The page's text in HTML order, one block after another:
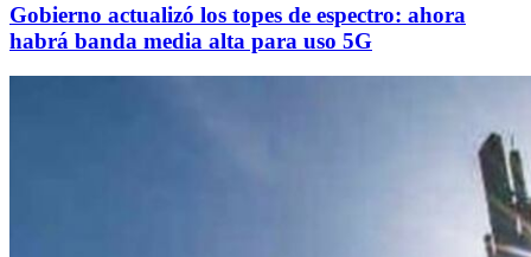
Gobierno actualizó los topes de espectro: ahora
habrá banda media alta para uso 5G